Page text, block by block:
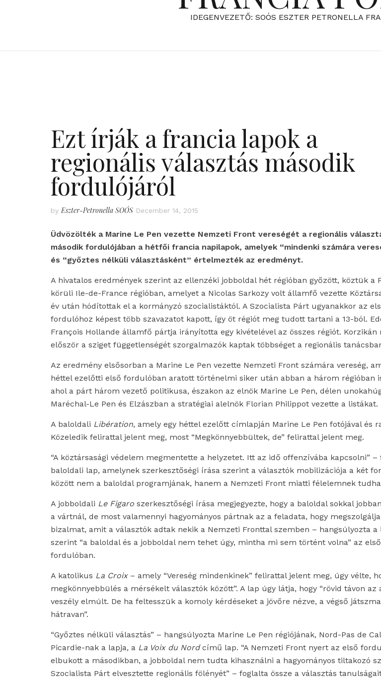
IDEGENVEZETŐ: SOÓS ESZTER PETRONELLA
Ezt írják a francia lapok a
regionális választás második
fordulójáról
by Eszter-Petronella SOÓS December 14, 2015
Üdvözölték a Marine Le Pen vezette Nemzeti Front vereségét a regionális
második fordulójában a hétfői francia napilapok, amelyek “mindenki számára
és “győztes nélküli választásként” értelmezték az eredményt.
A hivatalos eredmények szerint az ellenzéki jobboldal hét régióban győzött, köztük a
körüli Ile-de-France régióban, amelyet a Nicolas Sarkozy volt államfő vezette
év után hódítottak el a kormányzó szocialistáktól. A Szocialista Párt ugyanakkor az
fordulóhoz képest több szavazatot kapott, így öt régiót meg tudott tartani a 13-ból.
François Hollande államfő pártja irányította egy kivételével az összes régiót. Korzikán
először a sziget függetlenségét szorgalmazók kaptak többséget a regionális
Az eredmény elsősorban a Marine Le Pen vezette Nemzeti Front számára vereség,
héttel ezelőtti első fordulóban aratott történelmi siker után abban a három régióban
ahol a párt három vezető politikusa, északon az elnök Marine Le Pen, délen
Maréchal-Le Pen és Elzászban a stratégiai alelnök Florian Philippot vezette a listákat.
A baloldali Libération, amely egy héttel ezelőtt címlapján Marine Le Pen fotójával és
Közeledik felirattal jelent meg, most “Megkönnyebbültek, de” felirattal jelent meg.
“A köztársasági védelem megmentette a helyzetet. Itt az idő offenzívába kapcsolni” –
baloldali lap, amelynek szerkesztőségi írása szerint a választók mobilizációja a két
között nem a baloldal programjának, hanem a Nemzeti Front miatti félelemnek
A jobboldali Le Figaro szerkesztőségi írása megjegyezte, hogy a baloldal sokkal
a vártnál, de most valamennyi hagyományos pártnak az a feladata, hogy
bizalmat, amit a választók adtak nekik a Nemzeti Fronttal szemben – hangsúlyozta a
szerint “a baloldal és a jobboldal nem tehet úgy, mintha mi sem történt volna” az első
fordulóban.
A katolikus La Croix– amely “Vereség mindenkinek” felirattal jelent meg, úgy vélte,
megkönnyebbülés a mérsékelt választók között”. A lap úgy látja, hogy “rövid távon az
veszély elmúlt. De ha feltesszük a komoly kérdéseket a jövőre nézve, a végső
hátravan”.
“Győztes nélküli választás” – hangsúlyozta Marine Le Pen régiójának, Nord-Pas de
Picardie-nak a lapja, a La Voix du Nordcímű lap. “A Nemzeti Front nyert az első
elbukott a másodikban, a jobboldal nem tudta kihasználni a hagyományos tiltakozó
Szocialista Párt elvesztette regionális fölényét” – foglalta össze a választás